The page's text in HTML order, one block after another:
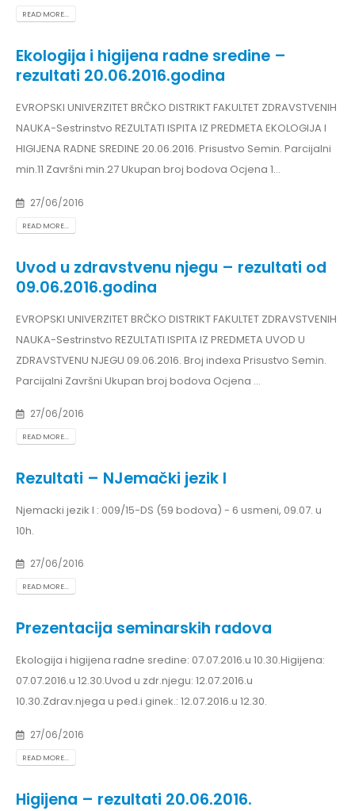
READ MORE...
Ekologija i higijena radne sredine –
rezultati 20.06.2016.godina
EVROPSKI UNIVERZITET BRČKO DISTRIKT FAKULTET ZDRAVSTVENIH
NAUKA-Sestrinstvo REZULTATI ISPITA IZ PREDMETA EKOLOGIJA I
HIGIJENA RADNE SREDINE 20.06.2016. Prisustvo Semin. Parcijalni
min.11 Završni min.27 Ukupan broj bodova Ocjena 1...
27/06/2016
READ MORE...
Uvod u zdravstvenu njegu – rezultati od
09.06.2016.godina
EVROPSKI UNIVERZITET BRČKO DISTRIKT FAKULTET ZDRAVSTVENIH
NAUKA-Sestrinstvo REZULTATI ISPITA IZ PREDMETA UVOD U
ZDRAVSTVENU NJEGU 09.06.2016. Broj indexa Prisustvo Semin.
Parcijalni Završni Ukupan broj bodova Ocjena ...
27/06/2016
READ MORE...
Rezultati – NJemački jezik I
Njemacki jezik I : 009/15-DS (59 bodova) - 6 usmeni, 09.07. u
10h.
27/06/2016
READ MORE...
Prezentacija seminarskih radova
Ekologija i higijena radne sredine: 07.07.2016.u 10.30.Higijena:
07.07.2016.u 12.30.Uvod u zdr.njegu: 12.07.2016.u
10.30.Zdrav.njega u ped.i ginek.: 12.07.2016.u 12.30.
27/06/2016
READ MORE...
Higijena – rezultati 20.06.2016.